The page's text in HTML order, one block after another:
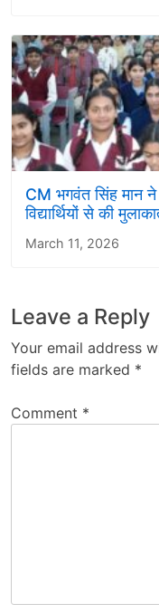
CM भगवंत सिंह
विद्यार्थियों से की
March 11, 2026
Leave a Reply
Your email address
fields are marked *
Comment *